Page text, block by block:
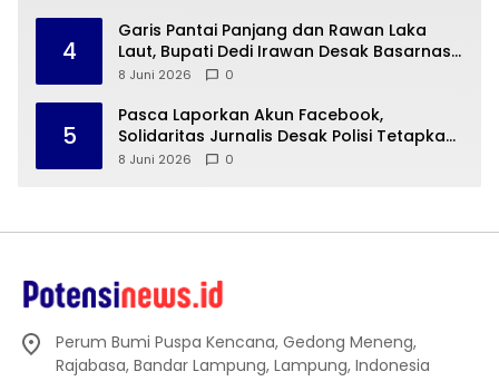
4
Garis Pantai Panjang dan Rawan Laka
Laut, Bupati Dedi Irawan Desak Basarnas
Buka Pos SAR di Pesibar
8 Juni 2026 0
5
Pasca Laporkan Akun Facebook,
Solidaritas Jurnalis Desak Polisi Tetapkan
Status Hukum Terlapor
8 Juni 2026 0
Perum Bumi Puspa Kencana, Gedong Meneng,
Rajabasa, Bandar Lampung, Lampung, Indonesia